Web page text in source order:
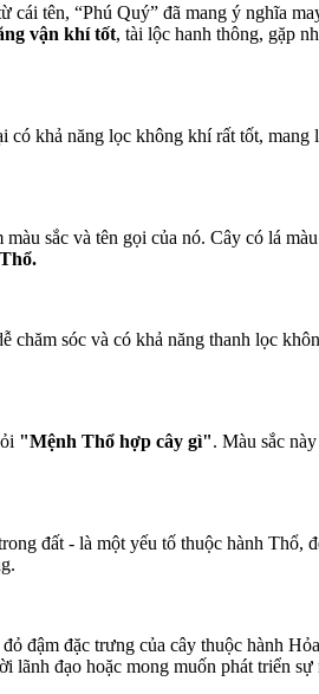
tên, “Phú Quý” đã mang ý nghĩa
vận khí tốt, tài lộc hanh thông, gặp
khả năng lọc không khí rất tốt,
màu sắc và tên gọi của nó. Cây có lá
chăm sóc và có khả năng thanh lọc
"Mệnh Thổ hợp cây gì". Màu sắc
đất - là một yếu tố thuộc hành Thổ,
đậm đặc trưng của cây thuộc hành
lãnh đạo hoặc mong muốn phát triển sự